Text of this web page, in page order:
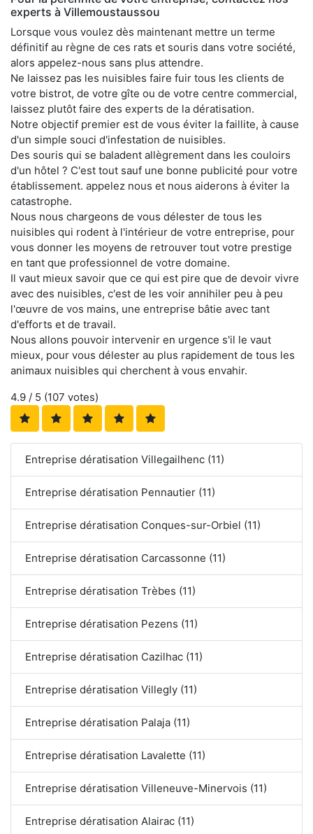
experts à Villemoustaussou
Lorsque vous voulez dès maintenant mettre un terme
définitif au règne de ces rats et souris dans votre société,
alors appelez-nous sans plus attendre.
Ne laissez pas les nuisibles faire fuir tous les clients de
votre bistrot, de votre gîte ou de votre centre commercial,
laissez plutôt faire des experts de la dératisation.
Notre objectif premier est de vous éviter la faillite, à cause
d'un simple souci d'infestation de nuisibles.
Des souris qui se baladent allègrement dans les couloirs
d'un hôtel ? C'est tout sauf une bonne publicité pour votre
établissement. appelez nous et nous aiderons à éviter la
catastrophe.
Nous nous chargeons de vous délester de tous les
nuisibles qui rodent à l'intérieur de votre entreprise, pour
vous donner les moyens de retrouver tout votre prestige
en tant que professionnel de votre domaine.
Il vaut mieux savoir que ce qui est pire que de devoir vivre
avec des nuisibles, c'est de les voir annihiler peu à peu
l'œuvre de vos mains, une entreprise bâtie avec tant
d'efforts et de travail.
Nous allons pouvoir intervenir en urgence s'il le vaut
mieux, pour vous délester au plus rapidement de tous les
animaux nuisibles qui cherchent à vous envahir.
4.9 / 5 (107 votes)
Entreprise dératisation Villegailhenc (11)
Entreprise dératisation Pennautier (11)
Entreprise dératisation Conques-sur-Orbiel (11)
Entreprise dératisation Carcassonne (11)
Entreprise dératisation Trèbes (11)
Entreprise dératisation Pezens (11)
Entreprise dératisation Cazilhac (11)
Entreprise dératisation Villegly (11)
Entreprise dératisation Palaja (11)
Entreprise dératisation Lavalette (11)
Entreprise dératisation Villeneuve-Minervois (11)
Entreprise dératisation Alairac (11)